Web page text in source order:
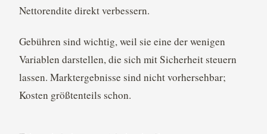
Nettorendite direkt verbessern.
Gebühren sind wichtig, weil sie eine der wenigen
Variablen darstellen, die sich mit Sicherheit steuern
lassen. Marktergebnisse sind nicht vorhersehbar;
Kosten größtenteils schon.